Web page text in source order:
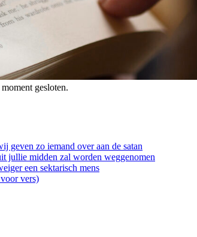
gesloten.
geven zo iemand over aan de satan
jullie midden zal worden weggenomen
een sektarisch mens
vers)